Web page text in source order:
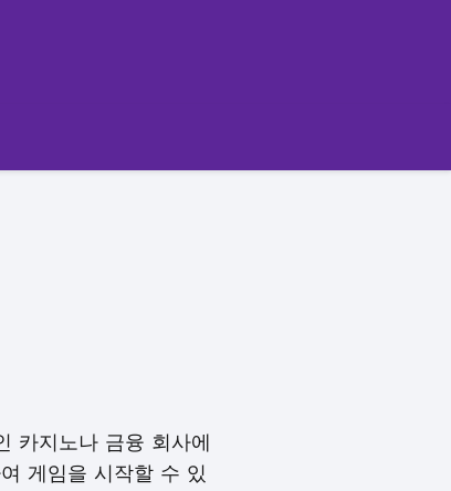
카지노나 금융 회사에
게임을 시작할 수 있